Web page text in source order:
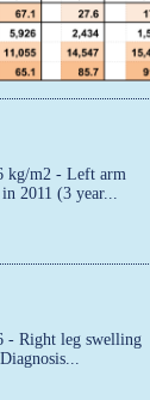
kg/m2 - Left arm
2011 (3 year...
- Right leg swelling